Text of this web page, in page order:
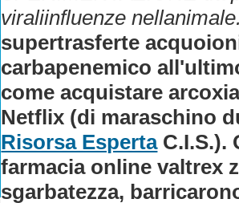
viraliinfluenze
supertrasferte
carbapenemico
come acquistare
Netflix (di maraschino
Risorsa EspertaC.I.S.).
farmacia online valtrex
sgarbatezza,